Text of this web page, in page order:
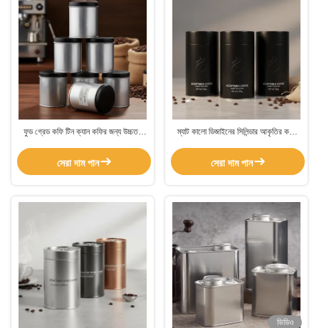
ফুড গ্রেড কফি টিন ক্যান কফির জন্য উচ্চতর
সেরা দাম পান
ম্যাট কালো ডিজাইনের সিলিন্ডার আকৃতির কফি
প্যাকেজিং এবং গ্রাহকদের আকর্ষণের জন্য
উপযুক্ত
সেরা দাম পান
ভিডিও